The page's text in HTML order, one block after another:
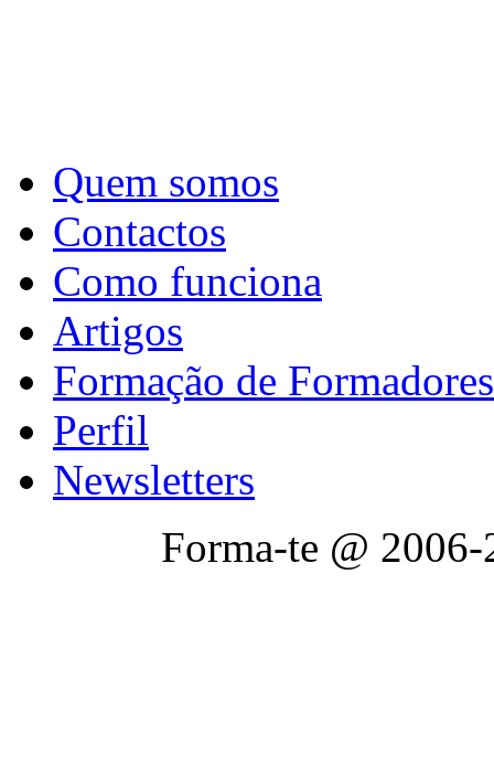
Quem somos
Contactos
Como funciona
Artigos
Formação de Formadores
Perfil
Newsletters
Forma-te @